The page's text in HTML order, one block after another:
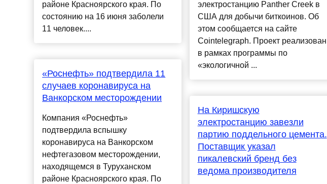
районе Красноярского края. По
состоянию на 16 июня заболели
11 человек....
«Роснефть» подтвердила 11
случаев коронавируса на
Ванкорском месторождении
Компания «Роснефть»
подтвердила вспышку
коронавируса на Ванкорском
нефтегазовом месторождении,
находящемся в Туруханском
районе Красноярского края. По
электростанцию Panther Creek в
США для добычи биткоинов. Об
этом сообщается на сайте
Cointelegraph. Проект реализован
в рамках программы по
«экологичной ...
На Киришскую
электростанцию завезли
партию поддельного цемента.
Поставщик указал
пикалевский бренд без
ведома производителя